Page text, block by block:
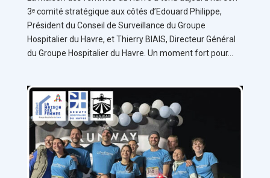
3ᵉ comité stratégique aux côtés d’Edouard Philippe,
Président du Conseil de Surveillance du Groupe
Hospitalier du Havre, et Thierry BIAIS, Directeur Général
du Groupe Hospitalier du Havre. Un moment fort pour...